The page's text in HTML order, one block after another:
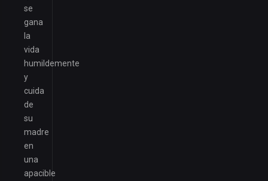
se
gana
la
vida
humildemente
y
cuida
de
su
madre
en
una
apacible